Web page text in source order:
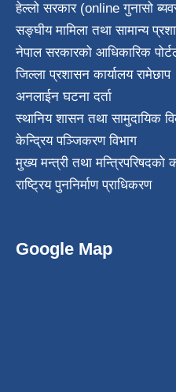
हेल्लो सरकार (online गुनासो
सङ्घीय मामिला तथा सामान्य
नेपाल सरकारको आधिकारिक
जिल्ला प्रशासन कार्यालय रामेछाप
अनलाईन घटना दर्ता
स्थानिय शासन तथा सामुदायिक
केन्द्रिय पञ्जिकरण विभाग
मुख्य मन्त्री तथा मन्त्रिपरिषदको
राष्ट्रिय पुननिर्माण प्राधिकरण
Google Map